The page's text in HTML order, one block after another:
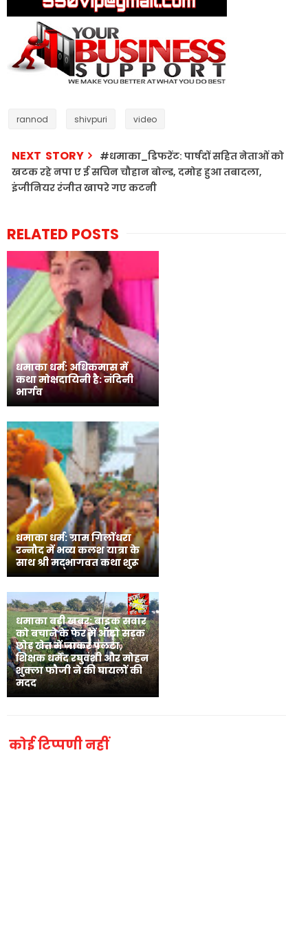
rannod shivpuri video
NEXT STORY
#धमाका_डिफरेंट: पार्षदों सहित नेताओं को
खटक रहे नपा ए ई सचिन चौहान बोल्ड, दमोह हुआ तबादला,
इंजीनियर रंजीत खापरे गए कटनी
RELATED POSTS
धमाका धर्म: अधिकमास में
कथा मोक्षदायिनी है: नंदिनी
भार्गव
धमाका धर्म: ग्राम गिलोंधरा
रन्नौद में भव्य कलश यात्रा के
साथ श्री मद्भागवत कथा शुरू
धमाका बड़ी खबर: बाइक सवार
को बचाने के फेर में ऑटो सड़क
छोड़ खेत में जाकर पलटा,
शिक्षक धर्मेंद रघुवंशी और मोहन
शुक्ला फौजी ने की घायलों की
मदद
कोई टिप्पणी नहीं